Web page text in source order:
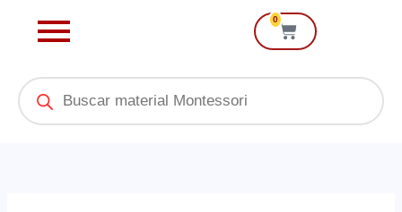
0
Cart
Products
search